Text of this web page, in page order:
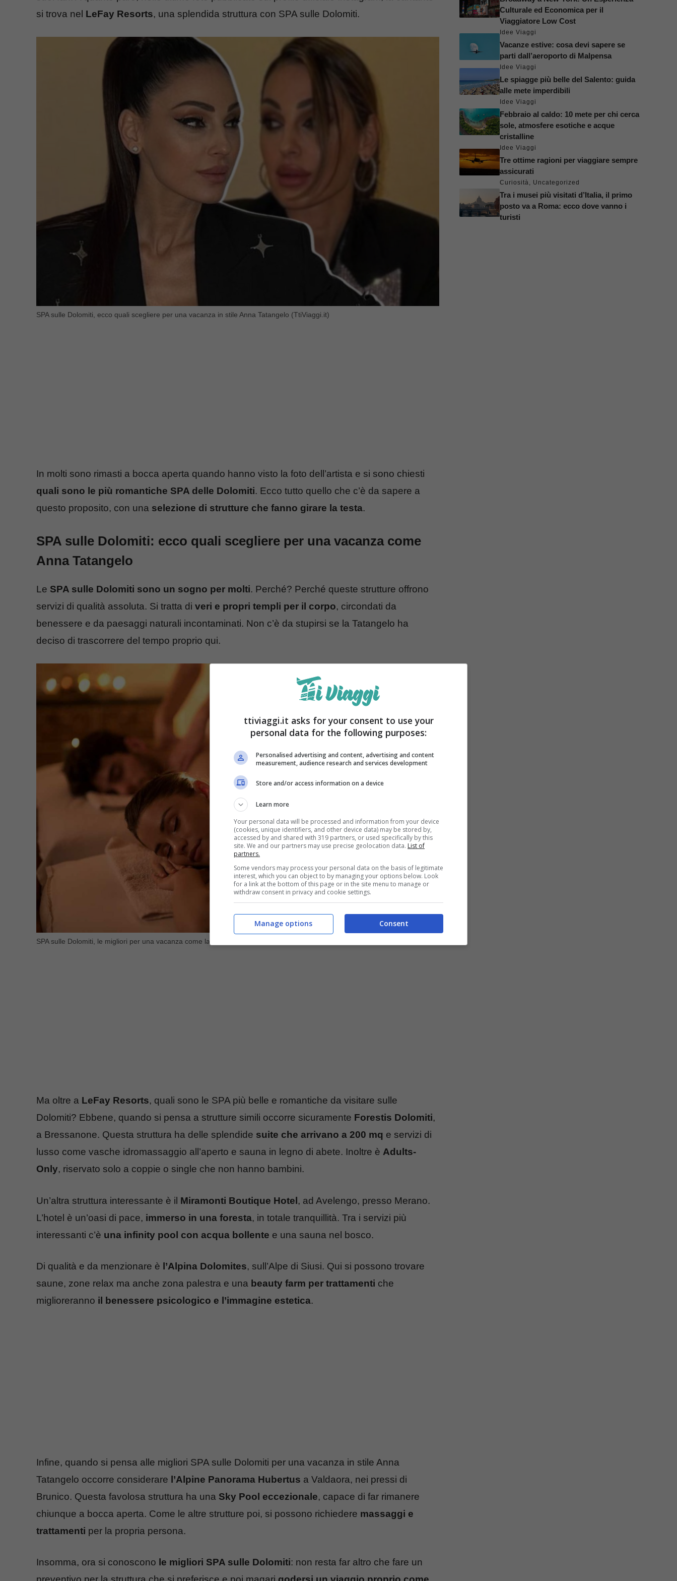
si trova nel LeFay Resorts, una splendida struttura con SPA sulle Dolomiti.
SPA sulle Dolomiti, ecco quali scegliere per una vacanza in stile Anna Tatangelo (TtiViaggi.it)
In molti sono rimasti a bocca aperta quando hanno visto la foto dell’artista e si sono chiesti
quali sono le più romantiche SPA delle Dolomiti. Ecco tutto quello che c’è da sapere a
questo proposito, con una selezione di strutture che fanno girare la testa.
SPA sulle Dolomiti: ecco quali scegliere per una vacanza come
Anna Tatangelo
Le SPA sulle Dolomiti sono un sogno per molti. Perché? Perché queste strutture offrono
servizi di qualità assoluta. Si tratta di veri e propri templi per il corpo, circondati da
benessere e da paesaggi naturali incontaminati. Non c’è da stupirsi se la Tatangelo ha
deciso di trascorrere del tempo proprio qui.
SPA sulle Dolomiti, le migliori per una vacanza come la Tatangelo (TtiViaggi.it)
Ma oltre a LeFay Resorts, quali sono le SPA più belle e romantiche da visitare sulle
Dolomiti? Ebbene, quando si pensa a strutture simili occorre sicuramente Forestis Dolomiti,
a Bressanone. Questa struttura ha delle splendide suite che arrivano a 200 mq e servizi di
lusso come vasche idromassaggio all’aperto e sauna in legno di abete. Inoltre è Adults-
Only, riservato solo a coppie o single che non hanno bambini.
Un’altra struttura interessante è il Miramonti Boutique Hotel, ad Avelengo, presso Merano.
L’hotel è un’oasi di pace, immerso in una foresta, in totale tranquillità. Tra i servizi più
interessanti c’è una infinity pool con acqua bollente e una sauna nel bosco.
Di qualità e da menzionare è l’Alpina Dolomites, sull’Alpe di Siusi. Qui si possono trovare
saune, zone relax ma anche zona palestra e una beauty farm per trattamenti che
miglioreranno il benessere psicologico e l’immagine estetica.
Infine, quando si pensa alle migliori SPA sulle Dolomiti per una vacanza in stile Anna
Tatangelo occorre considerare l’Alpine Panorama Hubertus a Valdaora, nei pressi di
Brunico. Questa favolosa struttura ha una Sky Pool eccezionale, capace di far rimanere
chiunque a bocca aperta. Come le altre strutture poi, si possono richiedere massaggi e
trattamenti per la propria persona.
Insomma, ora si conoscono le migliori SPA sulle Dolomiti: non resta far altro che fare un
Culturale ed Economica per il
Viaggiatore Low Cost
Idee Viaggi
Vacanze estive: cosa devi sapere se
parti dall’aeroporto di Malpensa
Idee Viaggi
Le spiagge più belle del Salento: guida
alle mete imperdibili
Idee Viaggi
Febbraio al caldo: 10 mete per chi cerca
sole, atmosfere esotiche e acque
cristalline
Idee Viaggi
Tre ottime ragioni per viaggiare sempre
assicurati
Curiosità, Uncategorized
Tra i musei più visitati d’Italia, il primo
posto va a Roma: ecco dove vanno i
turisti
ttiviaggi.it asks for your consent to use your
personal data for the following purposes:
Personalised advertising and content, advertising and content
measurement, audience research and services development
Store and/or access information on a device
Learn more
Your personal data will be processed and information from your device
(cookies, unique identifiers, and other device data) may be stored by,
accessed by and shared with 319 partners, or used specifically by this
site. We and our partners may use precise geolocation data. List of
partners.
Some vendors may process your personal data on the basis of legitimate
interest, which you can object to by managing your options below. Look
for a link at the bottom of this page or in the site menu to manage or
withdraw consent in privacy and cookie settings.
Consent
Manage options